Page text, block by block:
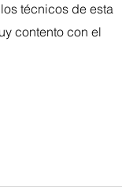
técnicos de esta
contento con el